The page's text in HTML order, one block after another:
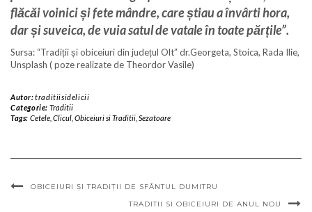
flăcăi voinici și fete mândre, care știau a învârti hora,
dar și suveica, de vuia satul de vatale în toate părțile”.
Sursa: “Tradiții și obiceiuri din județul Olt” dr.Georgeta, Stoica, Rada Ilie,
Unsplash ( poze realizate de Theordor Vasile)
Autor:traditiisidelicii
Categorie: Traditii
Tags: Cetele, Clicul, Obiceiuri si Traditii, Sezatoare
OBICEIURI ȘI TRADIȚII DE SFÂNTUL DUMITRU
TRADITII SI OBICEIURI DE ANUL NOU